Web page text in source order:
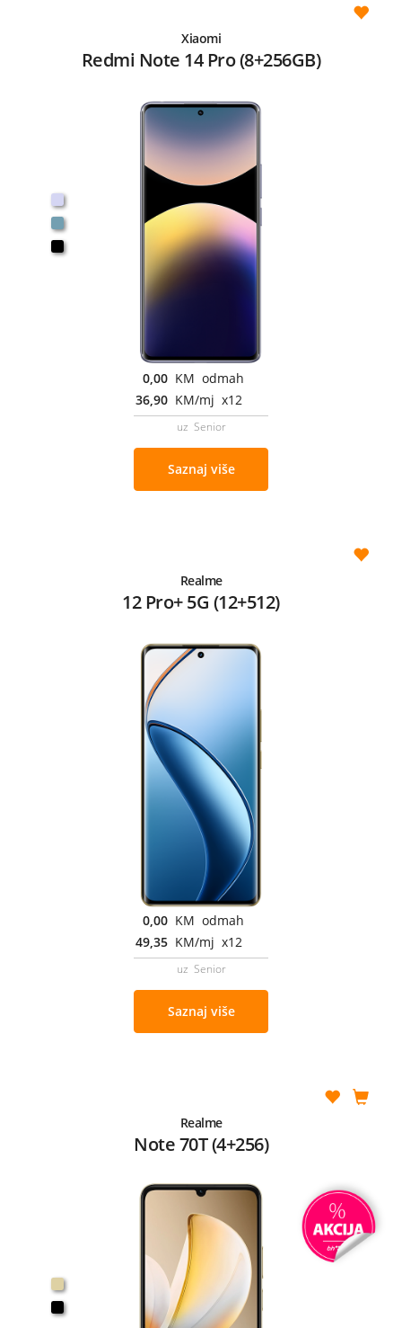
Xiaomi
Redmi Note 14 Pro (8+256GB)
0,00 KM odmah
36,90 KM/mj x12
uz Senior
Saznaj više
Realme
12 Pro+ 5G (12+512)
0,00 KM odmah
49,35 KM/mj x12
uz Senior
Saznaj više
Realme
Note 70T (4+256)